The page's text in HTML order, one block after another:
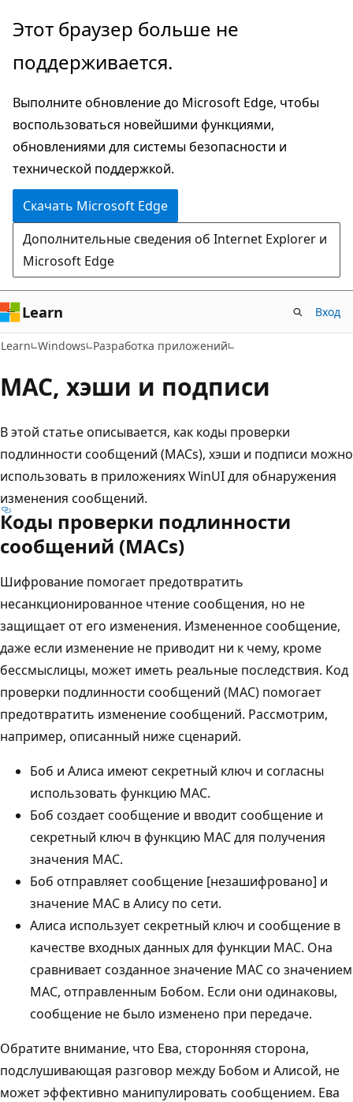
Пропустить
перейти
основному
содержимому
Этот браузер больше не
поддерживается.
Выполните обновление до Microsoft Edge, чтобы
воспользоваться новейшими функциями,
обновлениями для системы безопасности и
технической поддержкой.
Скачать Microsoft Edge
Дополнительные сведения об Internet Explorer и
Microsoft Edge
Learn Вход
Learn Windows Разработка приложений
MAC, хэши и подписи
В этой статье описывается, как коды проверки
подлинности сообщений (MACs), хэши и подписи можно
использовать в приложениях WinUI для обнаружения
изменения сообщений.
Коды проверки подлинности
сообщений (MACs)
Шифрование помогает предотвратить
несанкционированное чтение сообщения, но не
защищает от его изменения. Измененное сообщение,
даже если изменение не приводит ни к чему, кроме
бессмыслицы, может иметь реальные последствия. Код
проверки подлинности сообщений (MAC) помогает
предотвратить изменение сообщений. Рассмотрим,
например, описанный ниже сценарий.
Боб и Алиса имеют секретный ключ и согласны
использовать функцию MAC.
Боб создает сообщение и вводит сообщение и
секретный ключ в функцию MAC для получения
значения MAC.
Боб отправляет сообщение [незашифровано] и
значение MAC в Алису по сети.
Алиса использует секретный ключ и сообщение в
качестве входных данных для функции MAC. Она
сравнивает созданное значение MAC со значением
MAC, отправленным Бобом. Если они одинаковы,
сообщение не было изменено при передаче.
Обратите внимание, что Ева, сторонняя сторона,
подслушивающая разговор между Бобом и Алисой, не
может эффективно манипулировать сообщением. Ева